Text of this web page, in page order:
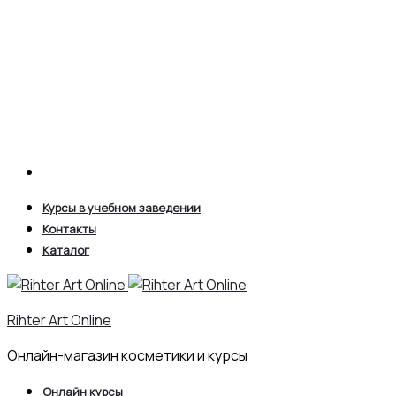
Курсы в учебном заведении
Контакты
Каталог
Rihter Art Online
Онлайн-магазин косметики и курсы
Онлайн курсы